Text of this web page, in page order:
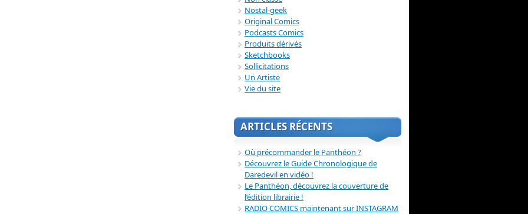
Nostal-geek
Original Comics
Podcasts Comics
Produits dérivés
Sketchbooks
Sollicitations
Un Artiste
Vie du site
ARTICLES RÉCENTS
Où précommander le Panthéon ?
Découvrez le Guide Chronologique de
Daredevil en vidéo !
Le Panthéon, découvrez la couverture de
l’édition librairie !
RADIO COMICS maintenant sur INSTAGRAM